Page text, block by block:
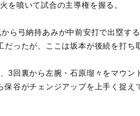
を噴いて試合の主導権を握る。
ら弓納持あみが中前安打で出塁す
ったが、ここは坂本が後続を打ち
3回裏から左腕・石原瑠々をマウン
保谷がチェンジアップを上手く捉え